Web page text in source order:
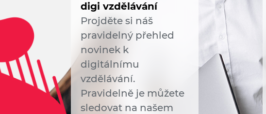
digi vzdělávání
Projděte si náš
pravidelný přehled
novinek k
digitálnímu
vzdělávání.
Pravidelně je můžete
sledovat na našem